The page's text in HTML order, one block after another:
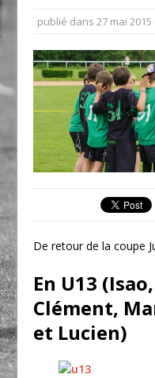
publié dans27 mai 2015
De retour de la coupe
En U13
Clément,
et Lucien)